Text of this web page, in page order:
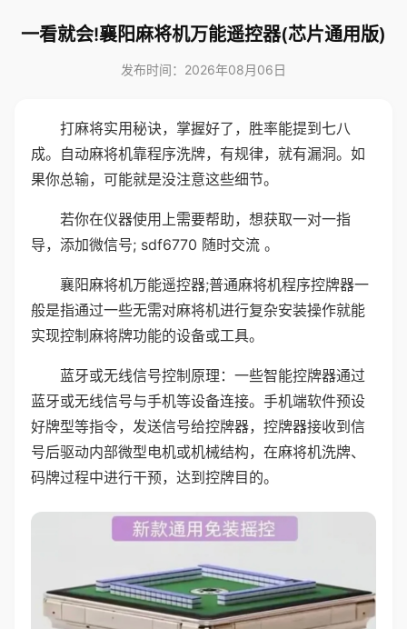
一看就会!襄阳麻将机万能遥控器(芯片通用版)
发布时间：2026年08月06日
打麻将实用秘诀，掌握好了，胜率能提到七八
成。自动麻将机靠程序洗牌，有规律，就有漏洞。如
果你总输，可能就是没注意这些细节。
若你在仪器使用上需要帮助，想获取一对一指
导，添加微信号; sdf6770 随时交流 。
襄阳麻将机万能遥控器;普通麻将机程序控牌器一
般是指通过一些无需对麻将机进行复杂安装操作就能
实现控制麻将牌功能的设备或工具。
蓝牙或无线信号控制原理：一些智能控牌器通过
蓝牙或无线信号与手机等设备连接。手机端软件预设
好牌型等指令，发送信号给控牌器，控牌器接收到信
号后驱动内部微型电机或机械结构，在麻将机洗牌、
码牌过程中进行干预，达到控牌目的。